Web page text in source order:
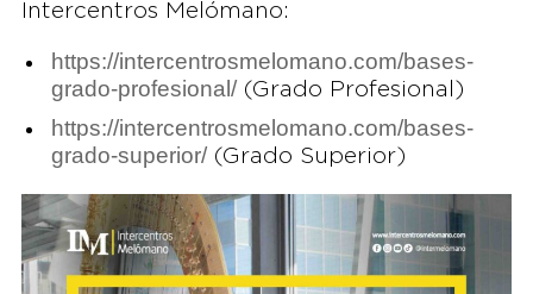
Intercentros Melómano:
https://intercentrosmelomano.com/bases-
grado-profesional/(Grado Profesional)
https://intercentrosmelomano.com/bases-
grado-superior/(Grado Superior)